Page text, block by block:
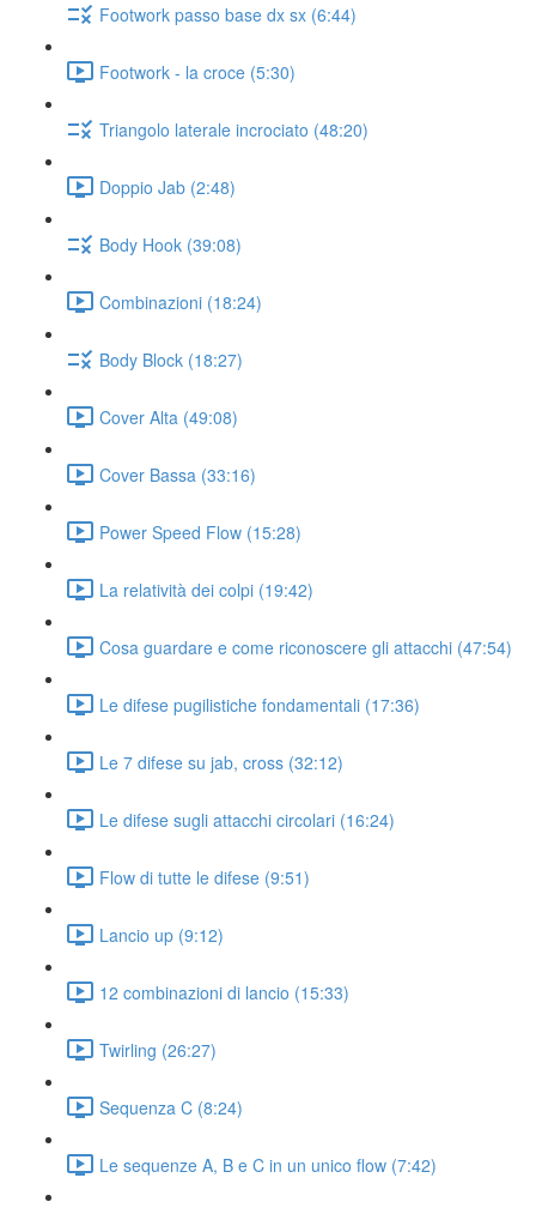
Footwork passo base dx sx (6:44)
Footwork - la croce (5:30)
Triangolo laterale incrociato (48:20)
Doppio Jab (2:48)
Body Hook (39:08)
Combinazioni (18:24)
Body Block (18:27)
Cover Alta (49:08)
Cover Bassa (33:16)
Power Speed Flow (15:28)
La relatività dei colpi (19:42)
Cosa guardare e come riconoscere gli attacchi (47:54)
Le difese pugilistiche fondamentali (17:36)
Le 7 difese su jab, cross (32:12)
Le difese sugli attacchi circolari (16:24)
Flow di tutte le difese (9:51)
Lancio up (9:12)
12 combinazioni di lancio (15:33)
Twirling (26:27)
Sequenza C (8:24)
Le sequenze A, B e C in un unico flow (7:42)